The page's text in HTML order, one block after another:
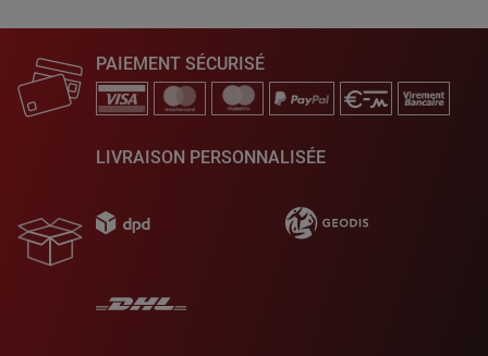
PAIEMENT SÉCURISÉ
LIVRAISON PERSONNALISÉE